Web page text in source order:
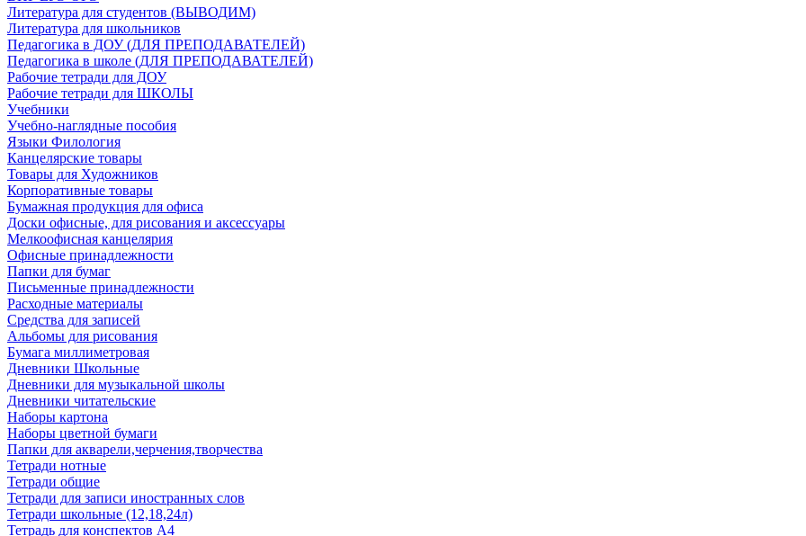
Литература для студентов (ВЫВОДИМ)
Литература для школьников
Педагогика в ДОУ (ДЛЯ ПРЕПОДАВАТЕЛЕЙ)
Педагогика в школе (ДЛЯ ПРЕПОДАВАТЕЛЕЙ)
Рабочие тетради для ДОУ
Рабочие тетради для ШКОЛЫ
Учебники
Учебно-наглядные пособия
Языки Филология
Канцелярские товары
Товары для Художников
Корпоративные товары
Бумажная продукция для офиса
Доски офисные, для рисования и аксессуары
Мелкоофисная канцелярия
Офисные принадлежности
Папки для бумаг
Письменные принадлежности
Расходные материалы
Средства для записей
Альбомы для рисования
Бумага миллиметровая
Дневники Школьные
Дневники для музыкальной школы
Дневники читательские
Наборы картона
Наборы цветной бумаги
Папки для акварели,черчения,творчества
Тетради нотные
Тетради общие
Тетради для записи иностранных слов
Тетради школьные (12,18,24л)
Тетрадь для конспектов А4